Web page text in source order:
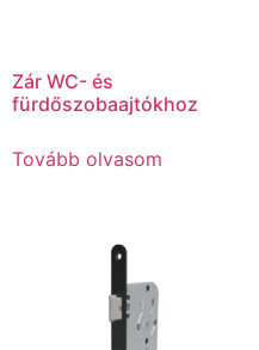
Zár WC- és
fürdőszobaajtókhoz
Tovább olvasom